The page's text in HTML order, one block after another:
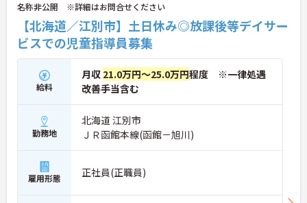
名称非公開 ※詳細はお問合せください
【北海道／江別市】土日休み◎放課後等デイサー
ビスでの児童指導員募集
給料
月収 21.0万円～25.0万円程度 ※一律処遇
改善手当含む
勤務地
北海道 江別市
ＪＲ函館本線(函館－旭川)
雇用形態 正社員(正職員)